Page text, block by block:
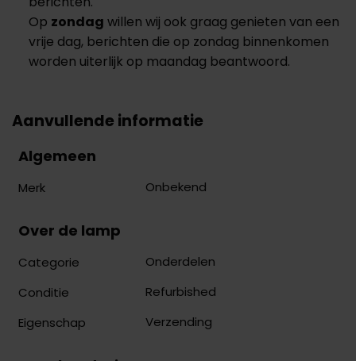
Op zondag willen wij ook graag genieten van een
vrije dag, berichten die op zondag binnenkomen
worden uiterlijk op maandag beantwoord.
Aanvullende informatie
Algemeen
Merk Onbekend
Over de lamp
Categorie
Onderdelen
Conditie
Refurbished
Eigenschap
Verzending